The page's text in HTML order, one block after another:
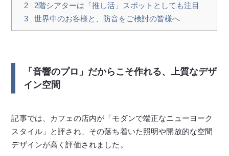
2
2階シアターは「推し活」スポットとしても注目
3
世界中のお客様と、防音をご検討の皆様へ
「音響のプロ」だからこそ作れる、上質なデザ
イン空間
記事では、カフェの店内が「モダンで端正なニューヨーク
スタイル」と評され、その落ち着いた照明や開放的な空間
デザインが高く評価されました。